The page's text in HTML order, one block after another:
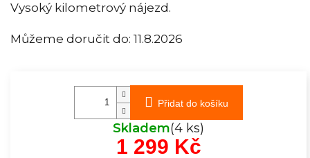
Můžeme doručit do: 11.8.2026
Vysoký kilometrový nájezd.
Přidat do košíku
Skladem(4 ks)
1 299 KčMěrná